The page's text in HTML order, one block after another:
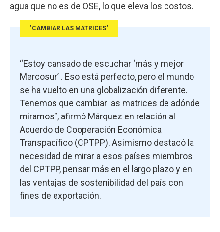
agua que no es de OSE, lo que eleva los costos.
"CAMBIAR LAS MATRICES"
“Estoy cansado de escuchar ‘más y mejor
Mercosur’ . Eso está perfecto, pero el mundo
se ha vuelto en una globalización diferente.
Tenemos que cambiar las matrices de adónde
miramos”, afirmó Márquez en relación al
Acuerdo de Cooperación Económica
Transpacífico (CPTPP). Asimismo destacó la
necesidad de mirar a esos países miembros
del CPTPP, pensar más en el largo plazo y en
las ventajas de sostenibilidad del país con
fines de exportación.